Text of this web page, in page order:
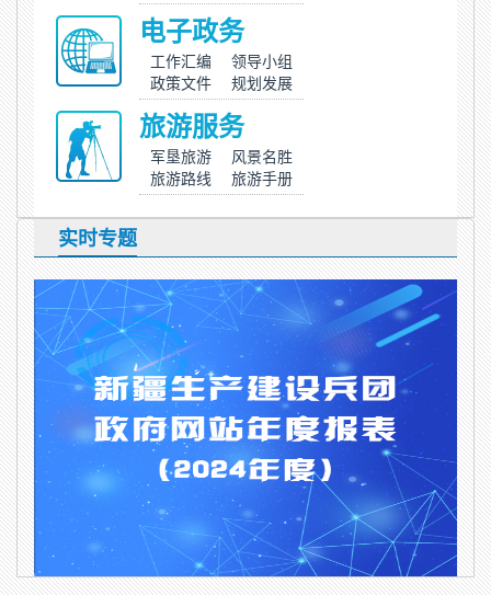
电子政务
工作汇编
领导小组
政策文件
规划发展
旅游服务
军垦旅游
风景名胜
旅游路线
旅游手册
实时专题